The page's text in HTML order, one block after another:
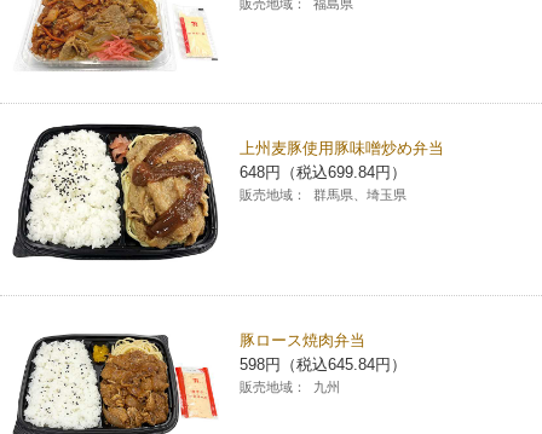
販売地域： 福島県
上州麦豚使用豚味噌炒め弁当
648円（税込699.84円）
販売地域： 群馬県、埼玉県
豚ロース焼肉弁当
598円（税込645.84円）
販売地域： 九州